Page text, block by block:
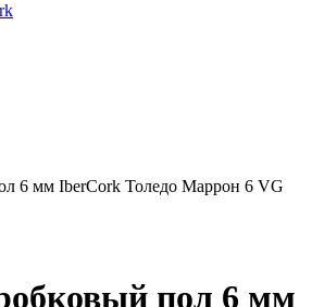
6 мм IberCork Толедо Маррон 6 VG
пол 6 мм